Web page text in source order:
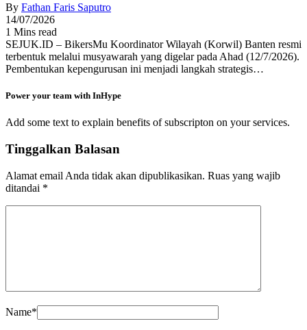
By Fathan Faris Saputro
14/07/2026
1 Mins read
SEJUK.ID – BikersMu Koordinator Wilayah (Korwil) Banten resmi
terbentuk melalui musyawarah yang digelar pada Ahad (12/7/2026).
Pembentukan kepengurusan ini menjadi langkah strategis…
Power your team with InHype
Add some text to explain benefits of subscripton on your services.
Tinggalkan Balasan
Alamat email Anda tidak akan dipublikasikan. Ruas yang wajib
ditandai *
Name*